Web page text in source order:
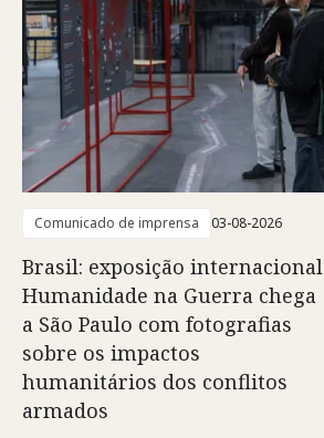
Comunicado de imprensa 03-08-2026
Brasil: exposição internacional
Humanidade na Guerra chega
a São Paulo com fotografias
sobre os impactos
humanitários dos conflitos
armados